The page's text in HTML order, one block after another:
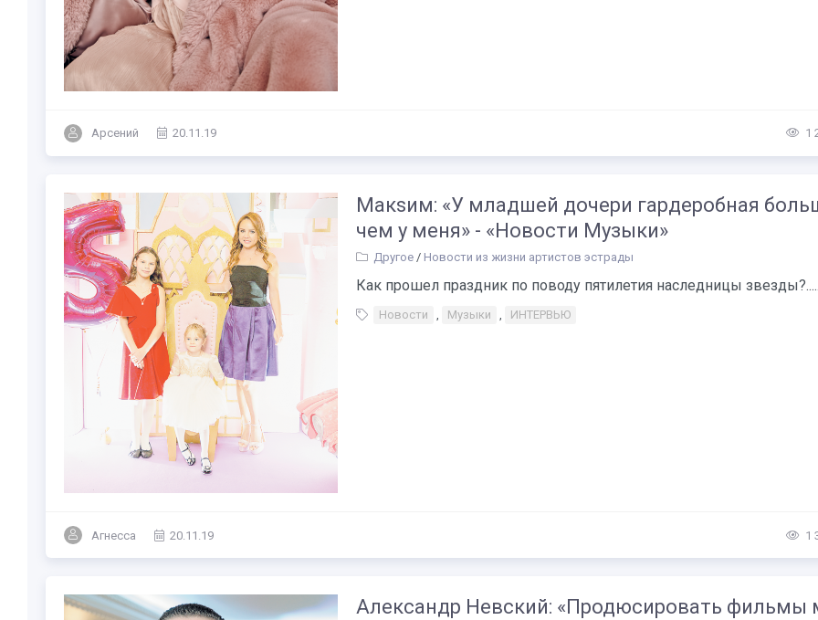
Арсений 20.11.19 1
Макsим: «У младшей дочери гардеробная
чем у меня» - «Новости Музыки»
Другое / Новости из жизни артистов эстрады
Как прошел праздник по поводу пятилетия наследницы
Новости Музыки ИНТЕРВЬЮ
Агнесса 20.11.19 1
Александр Невский: «Продюсировать фильмы